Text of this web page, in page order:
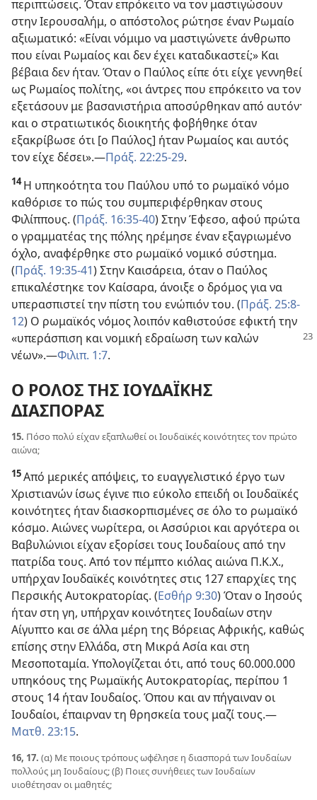
περιπτώσεις. Όταν επρόκειτο να τον μαστιγώσουν
στην Ιερουσαλήμ, ο απόστολος ρώτησε έναν Ρωμαίο
αξιωματικό: «Είναι νόμιμο να μαστιγώνετε άνθρωπο
που είναι Ρωμαίος και δεν έχει καταδικαστεί;» Και
βέβαια δεν ήταν. Όταν ο Παύλος είπε ότι είχε γεννηθεί
ως Ρωμαίος πολίτης, «οι άντρες που επρόκειτο να τον
εξετάσουν με βασανιστήρια αποσύρθηκαν από αυτόν·
και ο στρατιωτικός διοικητής φοβήθηκε όταν
εξακρίβωσε ότι [ο Παύλος] ήταν Ρωμαίος και αυτός
τον είχε δέσει».—Πράξ. 22:25-29.
14Η υπηκοότητα του Παύλου υπό το ρωμαϊκό νόμο
καθόρισε το πώς του συμπεριφέρθηκαν στους
Φιλίππους. (Πράξ. 16:35-40) Στην Έφεσο, αφού πρώτα
ο γραμματέας της πόλης ηρέμησε έναν εξαγριωμένο
όχλο, αναφέρθηκε στο ρωμαϊκό νομικό σύστημα.
(Πράξ. 19:35-41) Στην Καισάρεια, όταν ο Παύλος
επικαλέστηκε τον Καίσαρα, άνοιξε ο δρόμος για να
υπερασπιστεί την πίστη του ενώπιόν του. (Πράξ. 25:8-
12) Ο ρωμαϊκός νόμος λοιπόν καθιστούσε εφικτή την
«υπεράσπιση και νομική εδραίωση των καλών
νέων».—Φιλιπ. 1:7.
Ο ΡΟΛΟΣ ΤΗΣ ΙΟΥΔΑΪΚΗΣ
ΔΙΑΣΠΟΡΑΣ
15. Πόσο πολύ είχαν εξαπλωθεί οι Ιουδαϊκές κοινότητες τον πρώτο
αιώνα;
15Από μερικές απόψεις, το ευαγγελιστικό έργο των
Χριστιανών ίσως έγινε πιο εύκολο επειδή οι Ιουδαϊκές
κοινότητες ήταν διασκορπισμένες σε όλο το ρωμαϊκό
κόσμο. Αιώνες νωρίτερα, οι Ασσύριοι και αργότερα οι
Βαβυλώνιοι είχαν εξορίσει τους Ιουδαίους από την
πατρίδα τους. Από τον πέμπτο κιόλας αιώνα Π.Κ.Χ.,
υπήρχαν Ιουδαϊκές κοινότητες στις 127 επαρχίες της
Περσικής Αυτοκρατορίας. (Εσθήρ 9:30) Όταν ο Ιησούς
ήταν στη γη, υπήρχαν κοινότητες Ιουδαίων στην
Αίγυπτο και σε άλλα μέρη της Βόρειας Αφρικής, καθώς
επίσης στην Ελλάδα, στη Μικρά Ασία και στη
Μεσοποταμία. Υπολογίζεται ότι, από τους 60.000.000
υπηκόους της Ρωμαϊκής Αυτοκρατορίας, περίπου 1
στους 14 ήταν Ιουδαίος. Όπου και αν πήγαιναν οι
Ιουδαίοι, έπαιρναν τη θρησκεία τους μαζί τους.—
Ματθ. 23:15.
16, 17. (α) Με ποιους τρόπους ωφέλησε η διασπορά των Ιουδαίων
πολλούς μη Ιουδαίους; (β) Ποιες συνήθειες των Ιουδαίων
υιοθέτησαν οι μαθητές;